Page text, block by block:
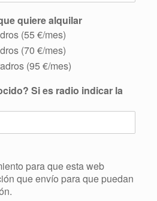
quiere alquilar
(55 €/mes)
(70 €/mes)
(95 €/mes)
Si es radio indicar la
para que esta web
que envío para que puedan